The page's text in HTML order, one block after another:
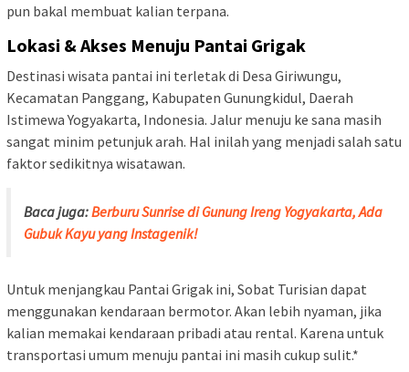
pun bakal membuat kalian terpana.
Lokasi & Akses Menuju Pantai Grigak
Destinasi wisata pantai ini terletak di Desa Giriwungu,
Kecamatan Panggang, Kabupaten Gunungkidul, Daerah
Istimewa Yogyakarta, Indonesia. Jalur menuju ke sana masih
sangat minim petunjuk arah. Hal inilah yang menjadi salah satu
faktor sedikitnya wisatawan.
Baca juga:Berburu Sunrise di Gunung Ireng Yogyakarta, Ada
Gubuk Kayu yang Instagenik!
Untuk menjangkau Pantai Grigak ini, Sobat Turisian dapat
menggunakan kendaraan bermotor. Akan lebih nyaman, jika
kalian memakai kendaraan pribadi atau rental. Karena untuk
transportasi umum menuju pantai ini masih cukup sulit.*